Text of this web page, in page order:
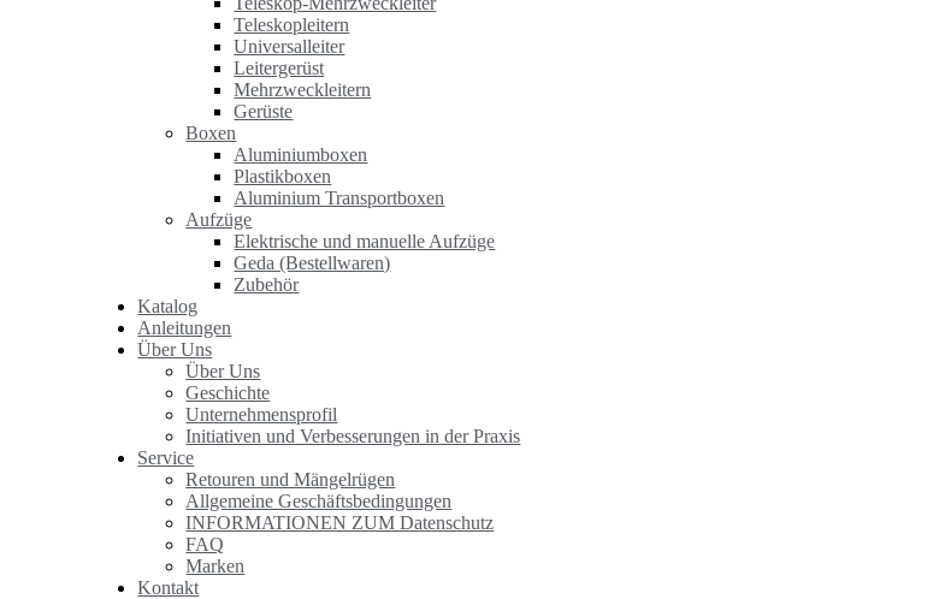
Teleskopleitern
Universalleiter
Leitergerüst
Mehrzweckleitern
Gerüste
Boxen
Aluminiumboxen
Plastikboxen
Aluminium Transportboxen
Aufzüge
Elektrische und manuelle Aufzüge
Geda (Bestellwaren)
Zubehör
Katalog
Anleitungen
Über Uns
Über Uns
Geschichte
Unternehmensprofil
Initiativen und Verbesserungen in der Praxis
Service
Retouren und Mängelrügen
Allgemeine Geschäftsbedingungen
INFORMATIONEN ZUM Datenschutz
FAQ
Marken
Kontakt